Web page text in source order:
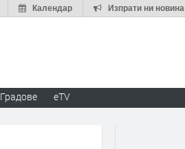
Изпрати ни новина
Календар
Градове eTV